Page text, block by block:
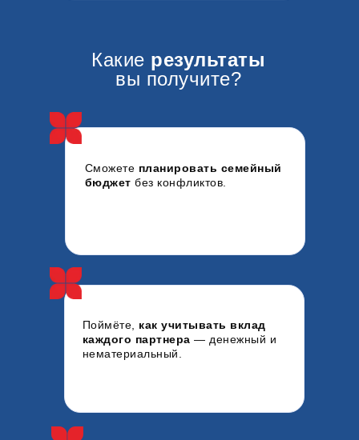
Поймёте, как учитывать вклад
каждого партнера — денежный и
нематериальный.
Сможете планировать семейный
бюджет без конфликтов.
Какие результаты
вы получите?